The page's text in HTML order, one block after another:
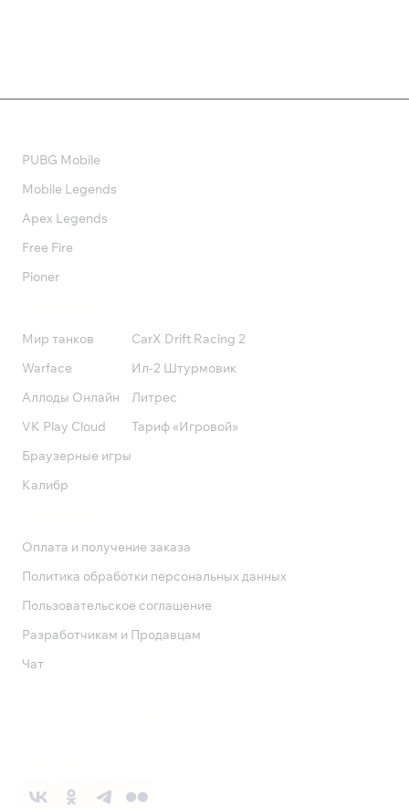
PUBG Mobile
Mobile Legends
Apex Legends
Free Fire
Pioner
Мир танков
Warface
Аллоды Онлайн
VK Play Cloud
Браузерные игры
Калибр
CarX Drift Racing 2
Ил-2 Штурмовик
Литрес
Тариф «Игровой»
Оплата и получение заказа
Политика обработки персональных данных
Пользовательское соглашение
Разработчикам и Продавцам
Чат